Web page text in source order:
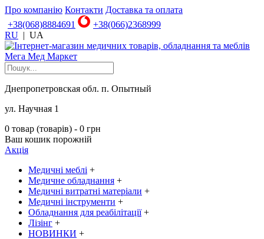
Про компанію Контакти Доставка та оплата
+38(068)8884691
+38(066)2368999
RU | UA
Днепропетровская обл. п. Опытный
ул. Научная 1
0 товар (товарів) - 0 грн
Ваш кошик порожній
Акція
Медичні меблі +
Медичне обладнання +
Медичні витратні матеріали +
Медичні інструменти +
Обладнання для реабілітації +
Лізінг +
НОВИНКИ +